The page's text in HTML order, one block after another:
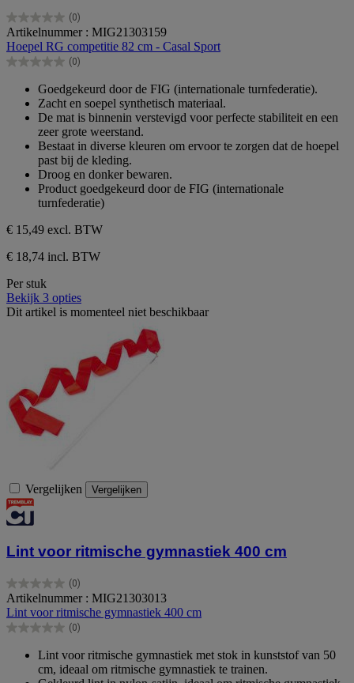
(0)
0.0
van
de
5
Artikelnummer : MIG21303159
Hoepel RG competitie 82 cm - Casal Sport
(0)
0.0
sterren.
Goedgekeurd door de FIG (internationale turnfederatie).
Zacht en soepel synthetisch materiaal.
De mat is binnenin verstevigd voor perfecte stabiliteit en een
zeer grote weerstand.
Bestaat in diverse kleuren om ervoor te zorgen dat de hoepel
past bij de kleding.
Droog en donker bewaren.
Product goedgekeurd door de FIG (internationale
turnfederatie)
€ 15,49 excl. BTW
€ 18,74 incl. BTW
Per stuk
Bekijk 3 opties
Dit artikel is momenteel niet beschikbaar
Vergelijken Vergelijken
Lint voor ritmische gymnastiek 400 cm
(0)
0.0
van
de
5
Artikelnummer : MIG21303013
Lint voor ritmische gymnastiek 400 cm
(0)
0.0
Lint voor ritmische gymnastiek met stok in kunststof van 50
cm, ideaal om ritmische gymnastiek te trainen.